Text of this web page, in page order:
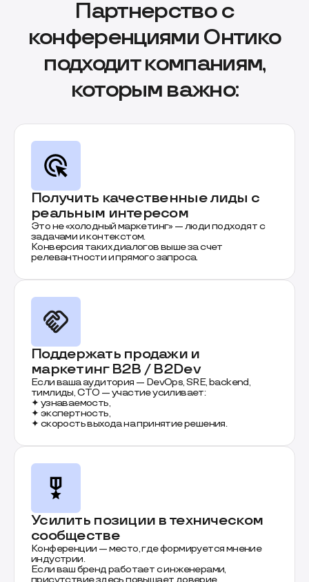
Партнерство с
конференциями Онтико
подходит компаниям,
которым важно:
Получить качественные лиды с
реальным интересом
Это не «холодный маркетинг» — люди подходят с
задачами и контекстом.
Конверсия таких диалогов выше за счет
релевантности и прямого запроса.
Поддержать продажи и
маркетинг B2B / B2Dev
Если ваша аудитория — DevOps, SRE, backend,
тимлиды, CTO — участие усиливает:
✦ узнаваемость,
✦ экспертность,
✦ скорость выхода на принятие решения.
Усилить позиции в техническом
сообществе
Конференции — место, где формируется мнение
индустрии.
Если ваш бренд работает с инженерами,
присутствие здесь повышает доверие.